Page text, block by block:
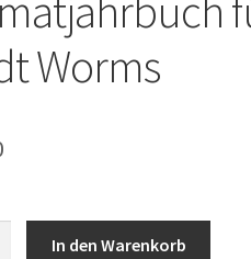
Worms
In den Warenkorb